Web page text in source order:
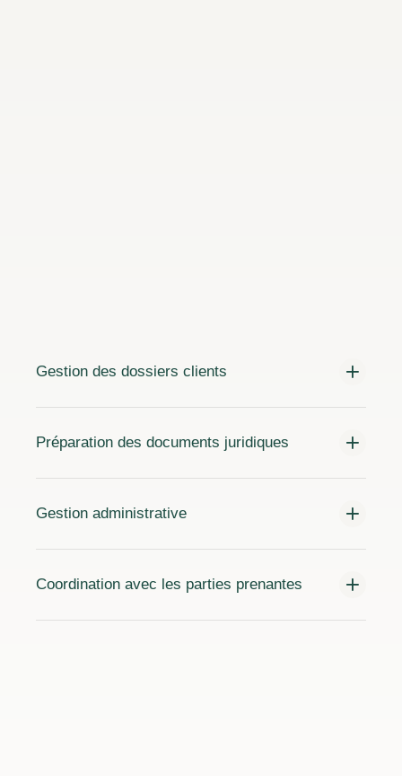
Gestion des dossiers clients
Préparation des documents juridiques
Gestion administrative
Coordination avec les parties prenantes